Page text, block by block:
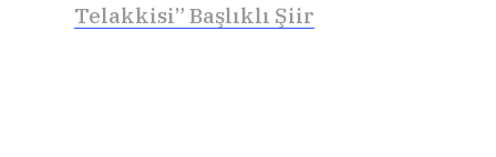
Telakkisi” Başlıklı Şiir